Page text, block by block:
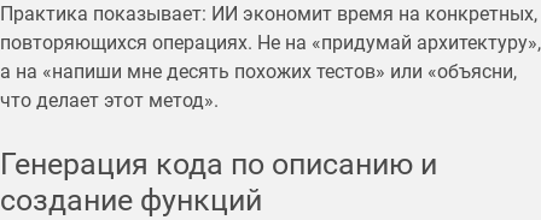
Практика показывает: ИИ экономит время на конкретных,
повторяющихся операциях. Не на «придумай архитектуру»,
а на «напиши мне десять похожих тестов» или «объясни,
что делает этот метод».
Генерация кода по описанию и
создание функций